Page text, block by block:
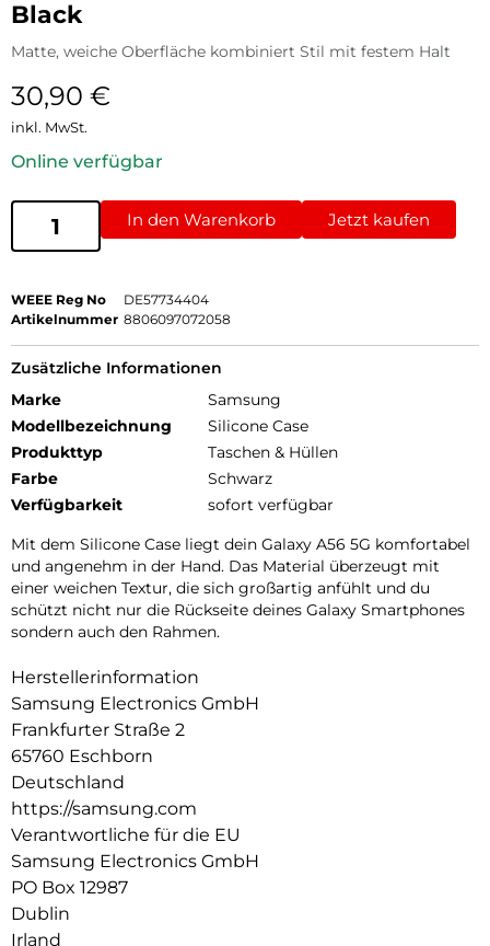
Black
Matte, weiche Oberfläche kombiniert Stil mit festem Halt
30,90 €
inkl. MwSt.
Online verfügbar
In den Warenkorb Jetzt kaufen
WEEE Reg No
DE57734404
Artikelnummer 8806097072058
Zusätzliche Informationen
Marke
Samsung
Modellbezeichnung
Silicone Case
Produkttyp
Taschen & Hüllen
Farbe
Schwarz
Verfügbarkeit
sofort verfügbar
Mit dem Silicone Case liegt dein Galaxy A56 5G komfortabel
und angenehm in der Hand. Das Material überzeugt mit
einer weichen Textur, die sich großartig anfühlt und du
schützt nicht nur die Rückseite deines Galaxy Smartphones
sondern auch den Rahmen.
Herstellerinformation
Samsung Electronics GmbH
Frankfurter Straße 2
65760 Eschborn
Deutschland
https://samsung.com
Verantwortliche für die EU
Samsung Electronics GmbH
PO Box 12987
Dublin
Irland